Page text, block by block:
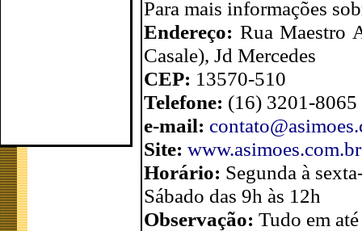
Para mais informações
Endereço: Rua Maestro
Casale), Jd Mercedes
CEP: 13570-510
Telefone: (16) 3201-8065
e-mail:
Site: www.asimoes.com.br
Horário: Segunda à
Sábado das 9h às 12h
Observação: Tudo em